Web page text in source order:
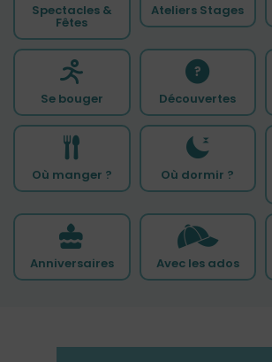
Spectacles &
Fêtes
Ateliers Stages
Se bouger Découvertes
Où manger ? Où dormir ?
Anniversaires Avec les ados